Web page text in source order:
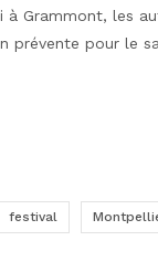
à Grammont, les
prévente pour le
festival